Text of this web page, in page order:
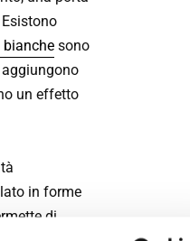
sono
aggiungono
un effetto
in forme
di